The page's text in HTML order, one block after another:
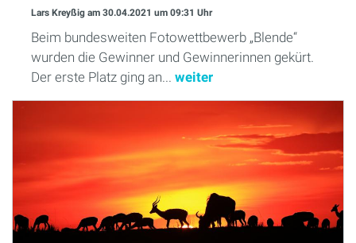
Lars Kreyßig am 30.04.2021 um 09:31 Uhr
Beim bundesweiten Fotowettbewerb „Blende“
wurden die Gewinner und Gewinnerinnen gekürt.
Der erste Platz ging an... weiter